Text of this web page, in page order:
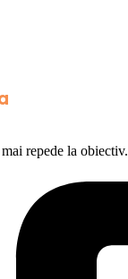
repede la obiectiv.